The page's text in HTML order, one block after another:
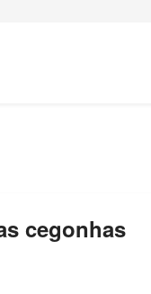
cegonhas